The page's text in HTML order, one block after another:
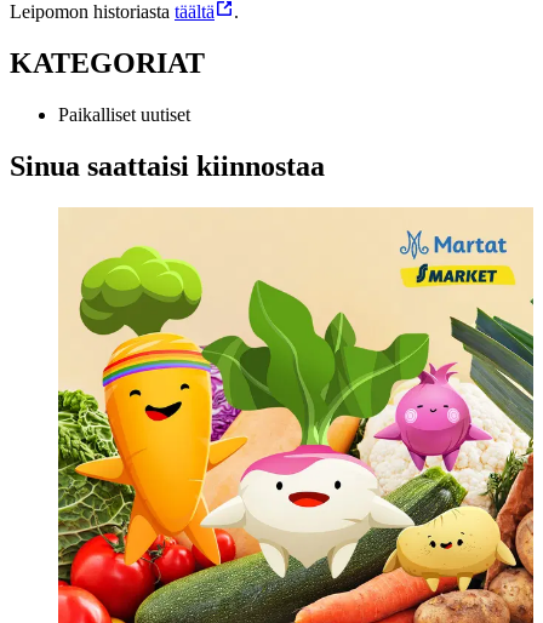
Leipomon historiasta täältä .
KATEGORIAT
Paikalliset uutiset
Sinua saattaisi kiinnostaa